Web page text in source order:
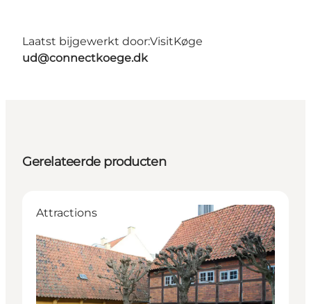
Laatst bijgewerkt door:VisitKøge
ud@connectkoege.dk
Gerelateerde producten
Attractions